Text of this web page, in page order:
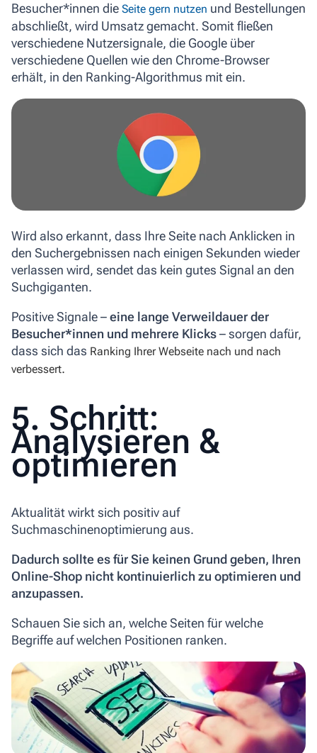
Besucher*innen die Seite gern nutzen und Bestellungen
abschließt, wird Umsatz gemacht. Somit fließen
verschiedene Nutzersignale, die Google über
verschiedene Quellen wie den Chrome-Browser
erhält, in den Ranking-Algorithmus mit ein.
Wird also erkannt, dass Ihre Seite nach Anklicken in
den Suchergebnissen nach einigen Sekunden wieder
verlassen wird, sendet das kein gutes Signal an den
Suchgiganten.
Positive Signale–eine lange Verweildauer der
Besucher*innen und mehrere Klicks– sorgen dafür,
dass sich das Ranking Ihrer Webseite nach und nach
verbessert.
5. Schritt:
Analysieren &
optimieren
Aktualität wirkt sich positiv auf
Suchmaschinenoptimierung aus.
Dadurch sollte es für Sie keinen Grund geben, Ihren
Online-Shop nicht kontinuierlich zu optimieren und
anzupassen.
Schauen Sie sich an, welche Seiten für welche
Begriffe auf welchen Positionen ranken.